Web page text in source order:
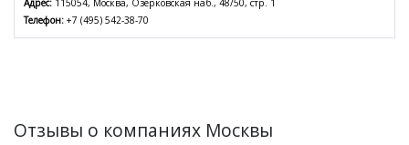
Адрес: 115054, Москва, Озерковская наб., 48/50, стр. 1
Телефон: +7 (495) 542-38-70
Отзывы о компаниях Москвы